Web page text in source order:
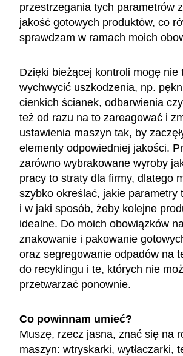
przestrzegania tych parametrów
jakość gotowych produktów, co
sprawdzam w ramach moich
Dzięki bieżącej kontroli mogę nie
wychwycić uszkodzenia, np.
cienkich ścianek, odbarwienia
też od razu na to zareagować i
ustawienia maszyn tak, by
elementy odpowiedniej jakości.
zarówno wybrakowane wyroby
pracy to straty dla firmy, dlatego
szybko określać, jakie parametry
i w jaki sposób, żeby kolejne
idealne. Do moich obowiązków
znakowanie i pakowanie
oraz segregowanie odpadów na
do recyklingu i te, których nie
przetwarzać ponownie.
Co powinnam umieć?
Muszę, rzecz jasna, znać się na
maszyn: wtryskarki, wytłaczarki,